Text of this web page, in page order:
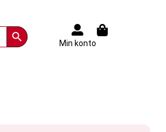
Search Button
Min konto